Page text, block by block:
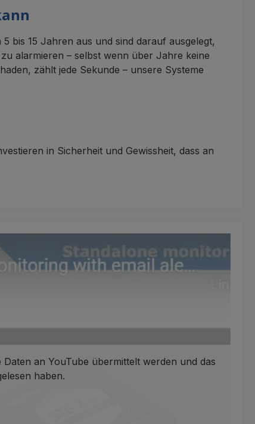
bis 15 Jahren aus und sind darauf ausgelegt,
alarmieren – selbst wenn über Jahre keine
zählt jede Sekunde – unsere Systeme
in Sicherheit und Gewissheit, dass an
an YouTube übermittelt werden und das
haben.